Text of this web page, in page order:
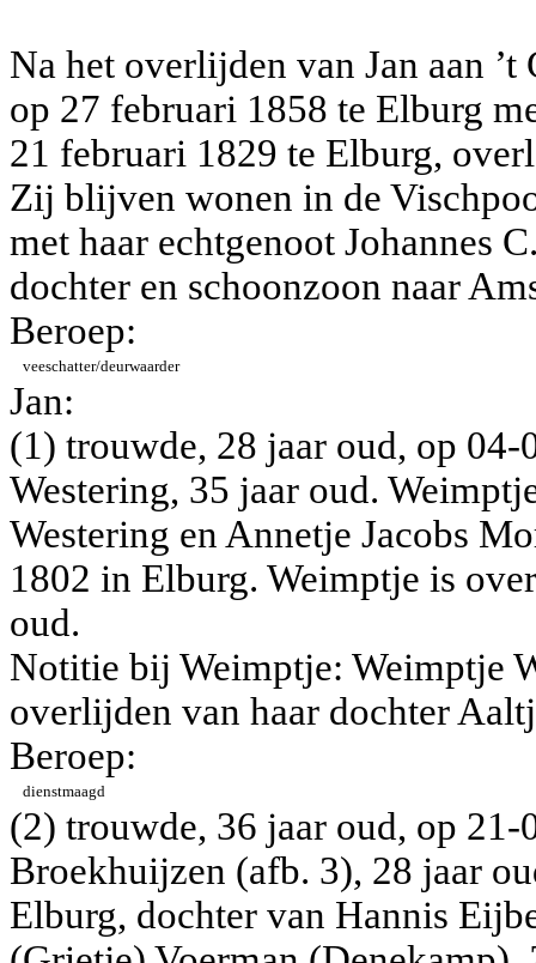
Na het overlijden van Jan aan
op 27 februari 1858 te Elburg
21 februari 1829 te Elburg,
Zij blijven wonen in de
met haar echtgenoot Johannes
dochter en schoonzoon naar
Beroep:
veeschatter/deurwaarder
Jan:
(1) trouwde, 28 jaar oud, op
Westering, 35 jaar oud.
Westering enAnnetje Jacobs
1802 in Elburg. Weimptje is
oud.
Notitie bij Weimptje: Weimptje
overlijden van haar dochter
Beroep:
dienstmaagd
(2) trouwde, 36 jaar oud, op
Broekhuijzen (afb. 3), 28 jaar
Elburg, dochter van Hannis